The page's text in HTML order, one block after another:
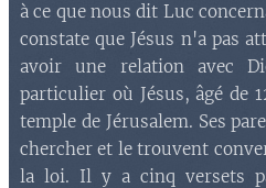
à ce que nous dit Luc
constate que Jésus n'a pas
avoir une relation avec
particulier où Jésus, âgé de
temple de Jérusalem. Ses
chercher et le trouvent
la loi. Il y a cinq versets